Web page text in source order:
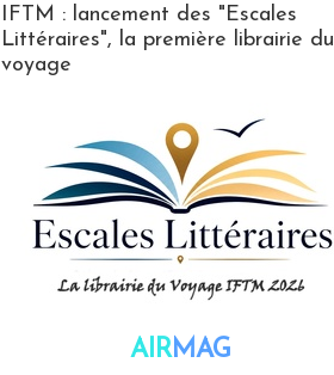
IFTM : lancement des "Escales
Littéraires", la première librairie du
voyage
AIRMAG